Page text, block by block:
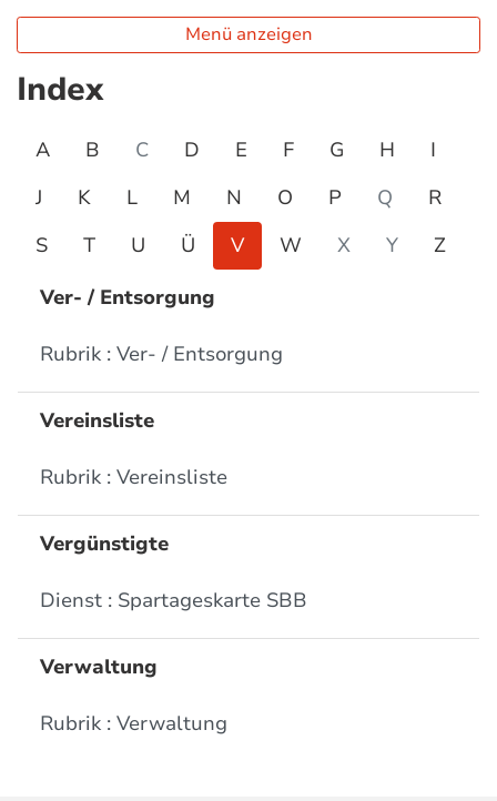
Menü anzeigen
Index
A B C D E F G H
I
J
K L M N O P Q
R
S
T U Ü V W X Y
Z
Ver- / Entsorgung
Rubrik : Ver- / Entsorgung
Vereinsliste
Rubrik : Vereinsliste
Vergünstigte
Dienst : Spartageskarte SBB
Verwaltung
Rubrik : Verwaltung